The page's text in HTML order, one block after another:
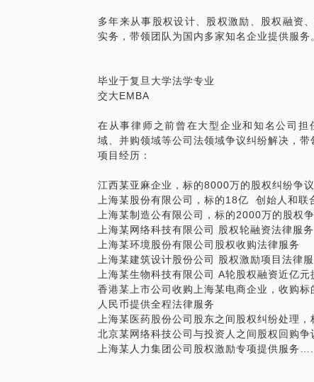
多年来从事股权设计、股权激励、股权融资
实务，带领团队为国内多家知名企业提供服务
毕业于复旦大学法学专业
​交大EMBA
在从事律师之前曾在大型企业和知名公司
域、并购领域等公司法领域争议纠纷解决，带
项目经历：
江西某亚麻企业，标的8000万的股权纠纷争
上海某股份有限公司，标的18亿 创始人和联
上海某制造公有限公司，标的2000万的股权争
上海某网络科技有限公司 股权轮融资法律服务
上海某环境股份有限公司股权收购法律服务
上海某建筑设计股份公司 股权激励项目法律
上海某生物科技有限公司 A轮股权融资近亿元
香港某上市公司收购上海某电商企业，收购标
人民币提供全程法律服务
上海某医药股份公司股东之间股权纠纷处理
北京某网络科技公司与投资人之间股权回购
上海某人力集团公司股权激励专项提供服务…..